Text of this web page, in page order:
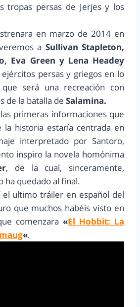
tropas persas de Jerjes y los
en marzo de 2014 en
a Sullivan Stapleton,
Eva Green y Lena Headey
persas y griegos en lo
será una recreación con
de la batalla de Salamina.
primeras informaciones que
la historia estaría centrada en
interpretado por Santoro,
inspiro la novela homónima
, de la cual, sinceramente,
ha quedado al final.
el ultimo tráiler en español del
que muchos habéis visto en
comenzara «El Hobbit: La
«.